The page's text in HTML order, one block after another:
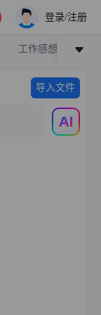
登录/注册
工作感想
导入文件